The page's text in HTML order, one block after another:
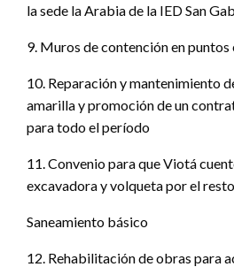
la sede la Arabia de la IED San
9. Muros de contención en
10. Reparación y mantenimiento
amarilla y promoción de un
para todo el período
11. Convenio para que Viotá
excavadora y volqueta por el
Saneamiento básico
12. Rehabilitación de obras para